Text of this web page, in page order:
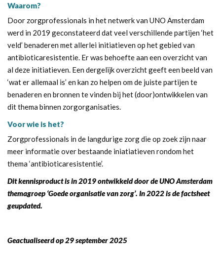
Waarom?
Door zorgprofessionals in het netwerk van UNO Amsterdam
werd in 2019 geconstateerd dat veel verschillende partijen ‘het
veld’ benaderen met allerlei initiatieven op het gebied van
antibioticaresistentie. Er was behoefte aan een overzicht van
al deze initiatieven. Een dergelijk overzicht geeft een beeld van
‘wat er allemaal is’ en kan zo helpen om de juiste partijen te
benaderen en bronnen te vinden bij het (door)ontwikkelen van
dit thema binnen zorgorganisaties.
Voor wie is het?
Zorgprofessionals in de langdurige zorg die op zoek zijn naar
meer informatie over bestaande iniatiatieven rondom het
thema ‘antibioticaresistentie’.
Dit kennisproduct is in 2019 ontwikkeld door de UNO Amsterdam
themagroep ‘Goede organisatie van zorg’. In 2022 is de factsheet
geupdated.
Geactualiseerd op 29 september 2025